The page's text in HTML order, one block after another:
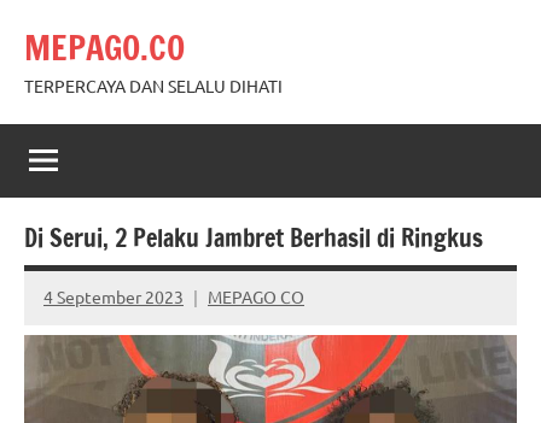
content
MEPAGO.CO
TERPERCAYA DAN SELALU DIHATI
Di Serui, 2 Pelaku Jambret Berhasil di Ringkus
4 September 2023 MEPAGO CO
No
comments